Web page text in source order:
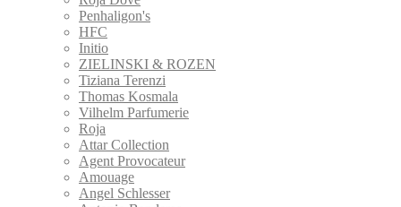
Penhaligon's
HFC
Initio
ZIELINSKI & ROZEN
Tiziana Terenzi
Thomas Kosmala
Vilhelm Parfumerie
Roja
Attar Collection
Agent Provocateur
Amouage
Angel Schlesser